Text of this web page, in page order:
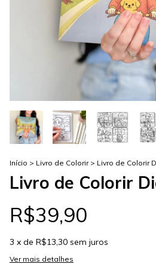
Início > Livro de Colorir > Livro de Colorir
Livro de Colorir
R$39,90
3 x de R$13,30 sem juros
Ver mais detalhes